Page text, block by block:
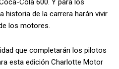
Cola 600. Y para los
historia de la carrera harán vivir
los motores.
que completarán los pilotos
esta edición Charlotte Motor